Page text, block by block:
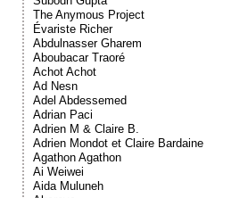
The Anymous Project
Évariste Richer
Abdulnasser Gharem
Aboubacar Traoré
Achot Achot
Ad Nesn
Adel Abdessemed
Adrian Paci
Adrien M & Claire B.
Adrien Mondot et Claire Bardaine
Agathon Agathon
Ai Weiwei
Aida Muluneh